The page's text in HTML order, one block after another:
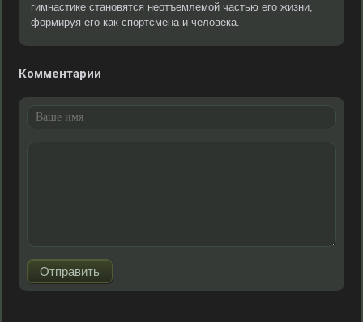
гимнастике становятся неотъемлемой частью его жизни,
формируя его как спортсмена и человека.
Комментарии